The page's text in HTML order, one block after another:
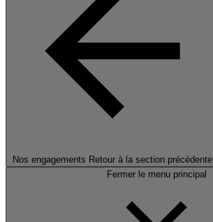
Nos engagements Retour à la section précédente
Fermer le menu principal